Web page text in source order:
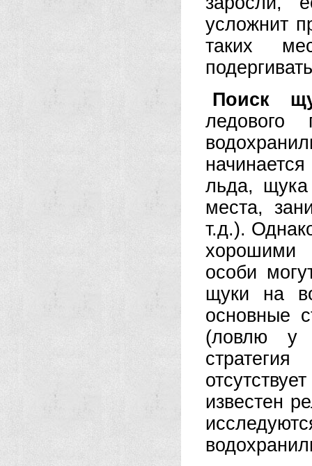
усложнит
таких
Поиск
ледового
льда, щука
места,
т.д.).
хорошими
особи
щуки на
основные
(ловлю у
известен